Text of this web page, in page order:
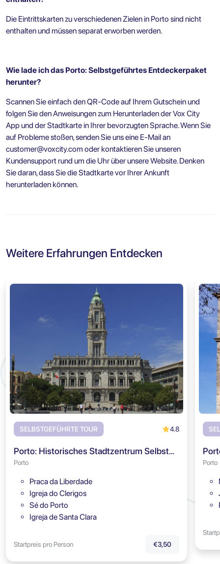
Die Eintrittskarten zu verschiedenen Zielen in Porto sind nicht
enthalten und müssen separat erworben werden.
Wie lade ich das Porto: Selbstgeführtes Entdeckerpaket
herunter?
Scannen Sie einfach den QR-Code auf Ihrem Gutschein und
folgen Sie den Anweisungen zum Herunterladen der Vox City
App und der Stadtkarte in Ihrer bevorzugten Sprache. Wenn Sie
auf Probleme stoßen, senden Sie uns eine E-Mail an
customer@voxcity.com oder kontaktieren Sie unseren
Kundensupport rund um die Uhr über unsere Website. Denken
Sie daran, dass Sie die Stadtkarte vor Ihrer Ankunft
herunterladen können.
Weitere Erfahrungen Entdecken
SELBSTGEFÜHRTE TOUR 4.8
Porto: Historisches Stadtzentrum Selbstgeführte Tour
Porto
Praca da Liberdade
Igreja do Clerigos
Sé do Porto
Igreja de Santa Clara
Startpreis pro Person €3,50
Porto